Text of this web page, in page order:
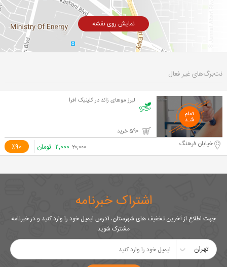
نمایش روی نقشه
نت‌برگ‌های غیر فعال
لیرز موهای زائد در کلینیک افرا
٪90 خیابان فرهنگ ۲۰,۰۰۰ ۲,۰۰۰ تومان
اشتراک خبرنامه
جهت اطلاع از آخرین تخفیف های شهرستان، آدرس ایمیل خود را وارد کنید و در خبرنامه
مشترک شوید
تهران